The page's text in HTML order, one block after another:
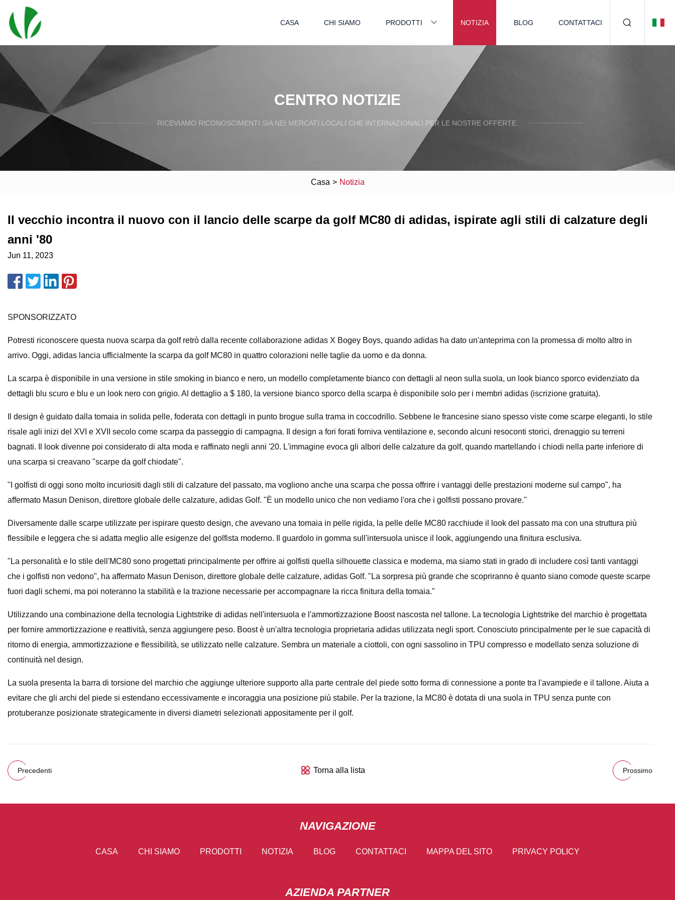
CASA CHI SIAMO PRODOTTI NOTIZIA BLOG CONTATTACI
CENTRO NOTIZIE
RICEVIAMO RICONOSCIMENTI SIA NEI MERCATI LOCALI CHE INTERNAZIONALI PER LE NOSTRE OFFERTE.
Casa > Notizia
Il vecchio incontra il nuovo con il lancio delle scarpe da golf MC80 di adidas, ispirate agli stili di calzature degli
anni '80
Jun 11, 2023
SPONSORIZZATO
Potresti riconoscere questa nuova scarpa da golf retrò dalla recente collaborazione adidas X Bogey Boys, quando adidas ha dato un'anteprima con la promessa di molto altro in
arrivo. Oggi, adidas lancia ufficialmente la scarpa da golf MC80 in quattro colorazioni nelle taglie da uomo e da donna.
La scarpa è disponibile in una versione in stile smoking in bianco e nero, un modello completamente bianco con dettagli al neon sulla suola, un look bianco sporco evidenziato da
dettagli blu scuro e blu e un look nero con grigio. Al dettaglio a $ 180, la versione bianco sporco della scarpa è disponibile solo per i membri adidas (iscrizione gratuita).
Il design è guidato dalla tomaia in solida pelle, foderata con dettagli in punto brogue sulla trama in coccodrillo. Sebbene le francesine siano spesso viste come scarpe eleganti, lo stile
risale agli inizi del XVI e XVII secolo come scarpa da passeggio di campagna. Il design a fori forati forniva ventilazione e, secondo alcuni resoconti storici, drenaggio su terreni
bagnati. Il look divenne poi considerato di alta moda e raffinato negli anni '20. L'immagine evoca gli albori delle calzature da golf, quando martellando i chiodi nella parte inferiore di
una scarpa si creavano "scarpe da golf chiodate".
"I golfisti di oggi sono molto incuriositi dagli stili di calzature del passato, ma vogliono anche una scarpa che possa offrire i vantaggi delle prestazioni moderne sul campo", ha
affermato Masun Denison, direttore globale delle calzature, adidas Golf. "È un modello unico che non vediamo l'ora che i golfisti possano provare."
Diversamente dalle scarpe utilizzate per ispirare questo design, che avevano una tomaia in pelle rigida, la pelle delle MC80 racchiude il look del passato ma con una struttura più
flessibile e leggera che si adatta meglio alle esigenze del golfista moderno. Il guardolo in gomma sull'intersuola unisce il look, aggiungendo una finitura esclusiva.
"La personalità e lo stile dell'MC80 sono progettati principalmente per offrire ai golfisti quella silhouette classica e moderna, ma siamo stati in grado di includere così tanti vantaggi
che i golfisti non vedono", ha affermato Masun Denison, direttore globale delle calzature, adidas Golf. "La sorpresa più grande che scopriranno è quanto siano comode queste scarpe
fuori dagli schemi, ma poi noteranno la stabilità e la trazione necessarie per accompagnare la ricca finitura della tomaia."
Utilizzando una combinazione della tecnologia Lightstrike di adidas nell'intersuola e l'ammortizzazione Boost nascosta nel tallone. La tecnologia Lightstrike del marchio è progettata
per fornire ammortizzazione e reattività, senza aggiungere peso. Boost è un'altra tecnologia proprietaria adidas utilizzata negli sport. Conosciuto principalmente per le sue capacità di
ritorno di energia, ammortizzazione e flessibilità, se utilizzato nelle calzature. Sembra un materiale a ciottoli, con ogni sassolino in TPU compresso e modellato senza soluzione di
continuità nel design.
La suola presenta la barra di torsione del marchio che aggiunge ulteriore supporto alla parte centrale del piede sotto forma di connessione a ponte tra l'avampiede e il tallone. Aiuta a
evitare che gli archi del piede si estendano eccessivamente e incoraggia una posizione più stabile. Per la trazione, la MC80 è dotata di una suola in TPU senza punte con
protuberanze posizionate strategicamente in diversi diametri selezionati appositamente per il golf.
Precedenti Torna alla lista Prossimo
NAVIGAZIONE
CASA CHI SIAMO PRODOTTI NOTIZIA BLOG CONTATTACI MAPPA DEL SITO PRIVACY POLICY
AZIENDA PARTNER